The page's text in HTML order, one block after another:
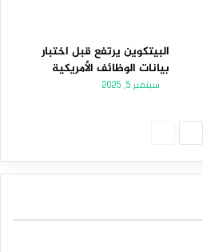
البيتكوين يرتفع قبل اختبار
بيانات الوظائف الأمريكية
سبتمبر 5, 2025